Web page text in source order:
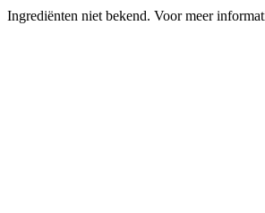
Ingrediënten niet bekend. Voor meer